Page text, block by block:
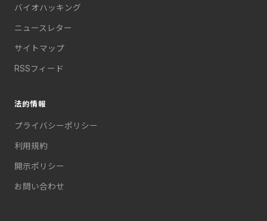
バイオハッキング
ニュースレター
サイトマップ
RSSフィード
法的情報
プライバシーポリシー
利用規約
開示ポリシー
お問い合わせ